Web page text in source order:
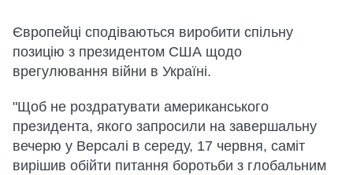
Європейці сподіваються виробити спільну
позицію з президентом США щодо
врегулювання війни в Україні.
"Щоб не роздратувати американського
президента, якого запросили на завершальну
вечерю у Версалі в середу, 17 червня, саміт
вирішив обійти питання боротьби з глобальним